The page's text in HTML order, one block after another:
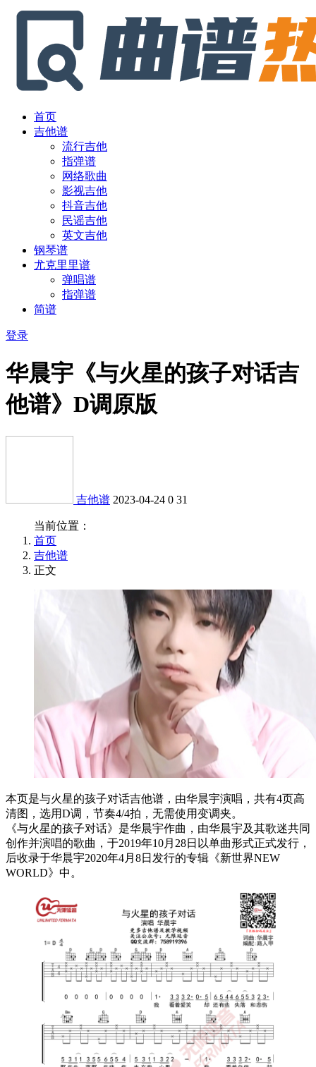
首页
吉他谱
流行吉他
指弹谱
网络歌曲
影视吉他
抖音吉他
民谣吉他
英文吉他
钢琴谱
尤克里里谱
弹唱谱
指弹谱
简谱
登录
华晨宇《与火星的孩子对话吉
他谱》D调原版
吉他谱 2023-04-24 0 31
当前位置：
首页
吉他谱
正文
本页是与火星的孩子对话吉他谱，由华晨宇演唱，共有4页高
清图，选用D调，节奏4/4拍，无需使用变调夹。
《与火星的孩子对话》是华晨宇作曲，由华晨宇及其歌迷共同
创作并演唱的歌曲，于2019年10月28日以单曲形式正式发行，
后收录于华晨宇2020年4月8日发行的专辑《新世界NEW
WORLD》中。